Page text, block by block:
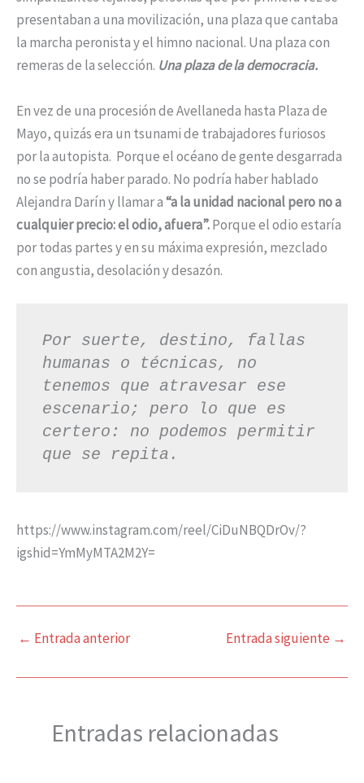
presentaban a una movilización, una plaza que cantaba
la marcha peronista y el himno nacional. Una plaza con
remeras de la selección. Una plaza de la democracia.
En vez de una procesión de Avellaneda hasta Plaza de
Mayo, quizás era un tsunami de trabajadores furiosos
por la autopista. Porque el océano de gente desgarrada
no se podría haber parado. No podría haber hablado
Alejandra Darín y llamar a“a la unidad nacional pero no a
cualquier precio: el odio, afuera”.Porque el odio estaría
por todas partes y en su máxima expresión, mezclado
con angustia, desolación y desazón.
Por suerte, destino, fallas
humanas o técnicas, no
tenemos que atravesar ese
escenario; pero lo que es
certero: no podemos permitir
que se repita.
https://www.instagram.com/reel/CiDuNBQDrOv/?
igshid=YmMyMTA2M2Y=
← Entrada anterior Entrada siguiente →
Entradas relacionadas